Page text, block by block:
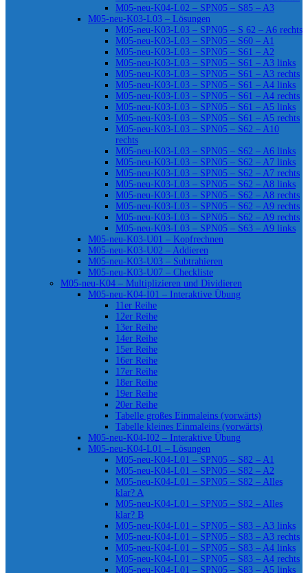
M05-neu-K04-L02 – SPN05 – S85 – A3
M05-neu-K03-L03 – Lösungen
M05-neu-K03-L03 – SPN05 – S 62 – A6 rechts
M05-neu-K03-L03 – SPN05 – S60 – A1
M05-neu-K03-L03 – SPN05 – S61 – A2
M05-neu-K03-L03 – SPN05 – S61 – A3 links
M05-neu-K03-L03 – SPN05 – S61 – A3 rechts
M05-neu-K03-L03 – SPN05 – S61 – A4 links
M05-neu-K03-L03 – SPN05 – S61 – A4 rechts
M05-neu-K03-L03 – SPN05 – S61 – A5 links
M05-neu-K03-L03 – SPN05 – S61 – A5 rechts
M05-neu-K03-L03 – SPN05 – S62 – A10
rechts
M05-neu-K03-L03 – SPN05 – S62 – A6 links
M05-neu-K03-L03 – SPN05 – S62 – A7 links
M05-neu-K03-L03 – SPN05 – S62 – A7 rechts
M05-neu-K03-L03 – SPN05 – S62 – A8 links
M05-neu-K03-L03 – SPN05 – S62 – A8 rechts
M05-neu-K03-L03 – SPN05 – S62 – A9 rechts
M05-neu-K03-L03 – SPN05 – S62 – A9 rechts
M05-neu-K03-L03 – SPN05 – S63 – A9 links
M05-neu-K03-U01 – Kopfrechnen
M05-neu-K03-U02 – Addieren
M05-neu-K03-U03 – Subtrahieren
M05-neu-K03-U07 – Checkliste
M05-neu-K04 – Multiplizieren und Dividieren
M05-neu-K04-I01 – Interaktive Übung
11er Reihe
12er Reihe
13er Reihe
14er Reihe
15er Reihe
16er Reihe
17er Reihe
18er Reihe
19er Reihe
20er Reihe
Tabelle großes Einmaleins (vorwärts)
Tabelle kleines Einmaleins (vorwärts)
M05-neu-K04-I02 – Interaktive Übung
M05-neu-K04-L01 – Lösungen
M05-neu-K04-L01 – SPN05 – S82 – A1
M05-neu-K04-L01 – SPN05 – S82 – A2
M05-neu-K04-L01 – SPN05 – S82 – Alles
klar? A
M05-neu-K04-L01 – SPN05 – S82 – Alles
klar? B
M05-neu-K04-L01 – SPN05 – S83 – A3 links
M05-neu-K04-L01 – SPN05 – S83 – A3 rechts
M05-neu-K04-L01 – SPN05 – S83 – A4 links
M05-neu-K04-L01 – SPN05 – S83 – A4 rechts
M05-neu-K04-L01 – SPN05 – S83 – A5 links